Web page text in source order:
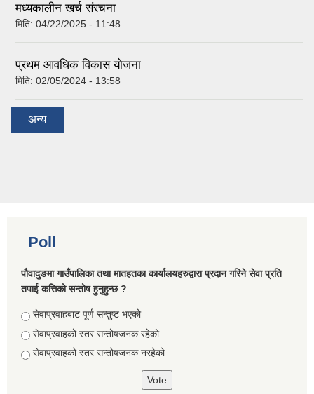
मध्यकालीन खर्च संरचना
मिति: 04/22/2025 - 11:48
प्रथम आवधिक विकास योजना
मिति: 02/05/2024 - 13:58
अन्य
Poll
पौवादुङमा गाउँपालिका तथा मातहतका कार्यालयहरुद्वारा प्रदान गरिने सेवा प्रति
तपाई कत्तिको सन्तोष हुनुहुन्छ ?
Choices
सेवाप्रवाहबाट पूर्ण सन्तुष्ट भएको
सेवाप्रवाहको स्तर सन्तोषजनक रहेको
सेवाप्रवाहको स्तर सन्तोषजनक नरहेको